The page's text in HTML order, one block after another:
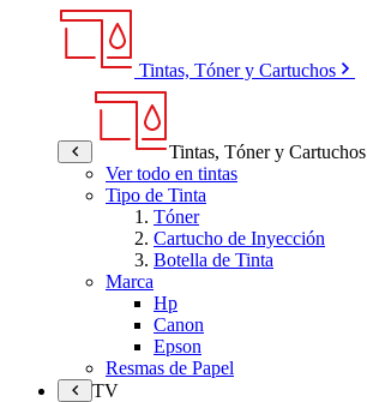
Tintas, Tóner y Cartuchos
Tintas, Tóner y Cartuchos
Ver todo en tintas
Tipo de Tinta
Tóner
Cartucho de Inyección
Botella de Tinta
Marca
Hp
Canon
Epson
Resmas de Papel
TV